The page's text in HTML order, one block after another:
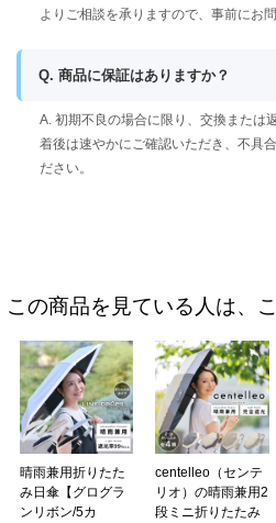
よりご相談を承りますので、事前にお
Q. 商品に保証はありますか？
A. 初期不良の場合に限り、交換または
着後は速やかにご確認いただき、不具
ださい。
この商品を見ている人は、
晴雨兼用折りたた
み日傘【グログラ
ンリボン/5カ
centelleo（センテ
リオ）の晴雨兼用2
段ミニ折りたたみ